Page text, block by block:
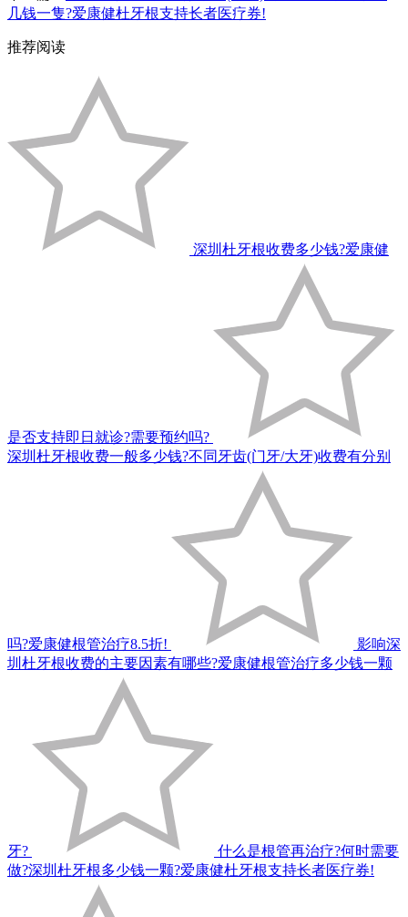
几钱一隻?爱康健杜牙根支持长者医疗券!
推荐阅读
深圳杜牙根收费多少钱?爱康健
是否支持即日就诊?需要预约吗?
深圳杜牙根收费一般多少钱?不同牙齿(门牙/大牙)收费有分别
吗?爱康健根管治疗8.5折!
影响深
圳杜牙根收费的主要因素有哪些?爱康健根管治疗多少钱一颗
牙?
什么是根管再治疗?何时需要
做?深圳杜牙根多少钱一颗?爱康健杜牙根支持长者医疗券!